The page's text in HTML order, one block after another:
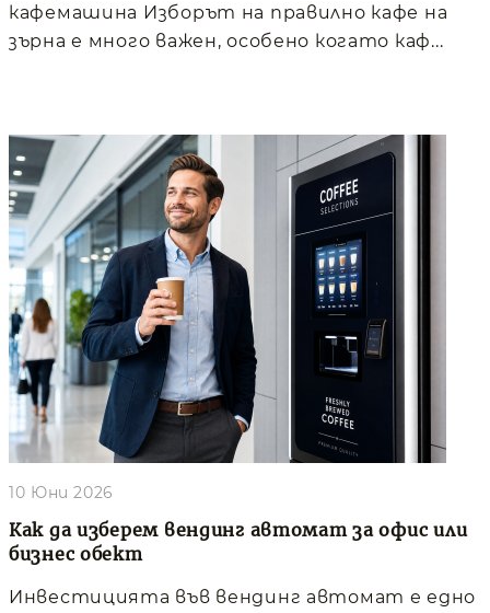
кафемашина Изборът на правилно кафе на
зърна е много важен, особено когато каф...
Как да изберем вендинг автомат за офис или
бизнес обект
10 Юни 2026
Инвестицията във вендинг автомат е едно